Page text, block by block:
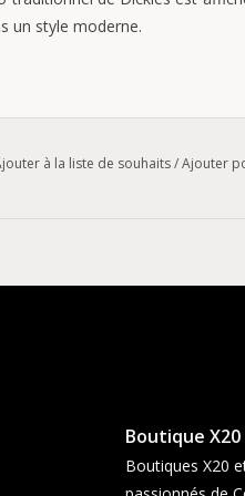
un style moderne.
à la liste de souhaits/Ajouter
Boutique
Boutiques X20